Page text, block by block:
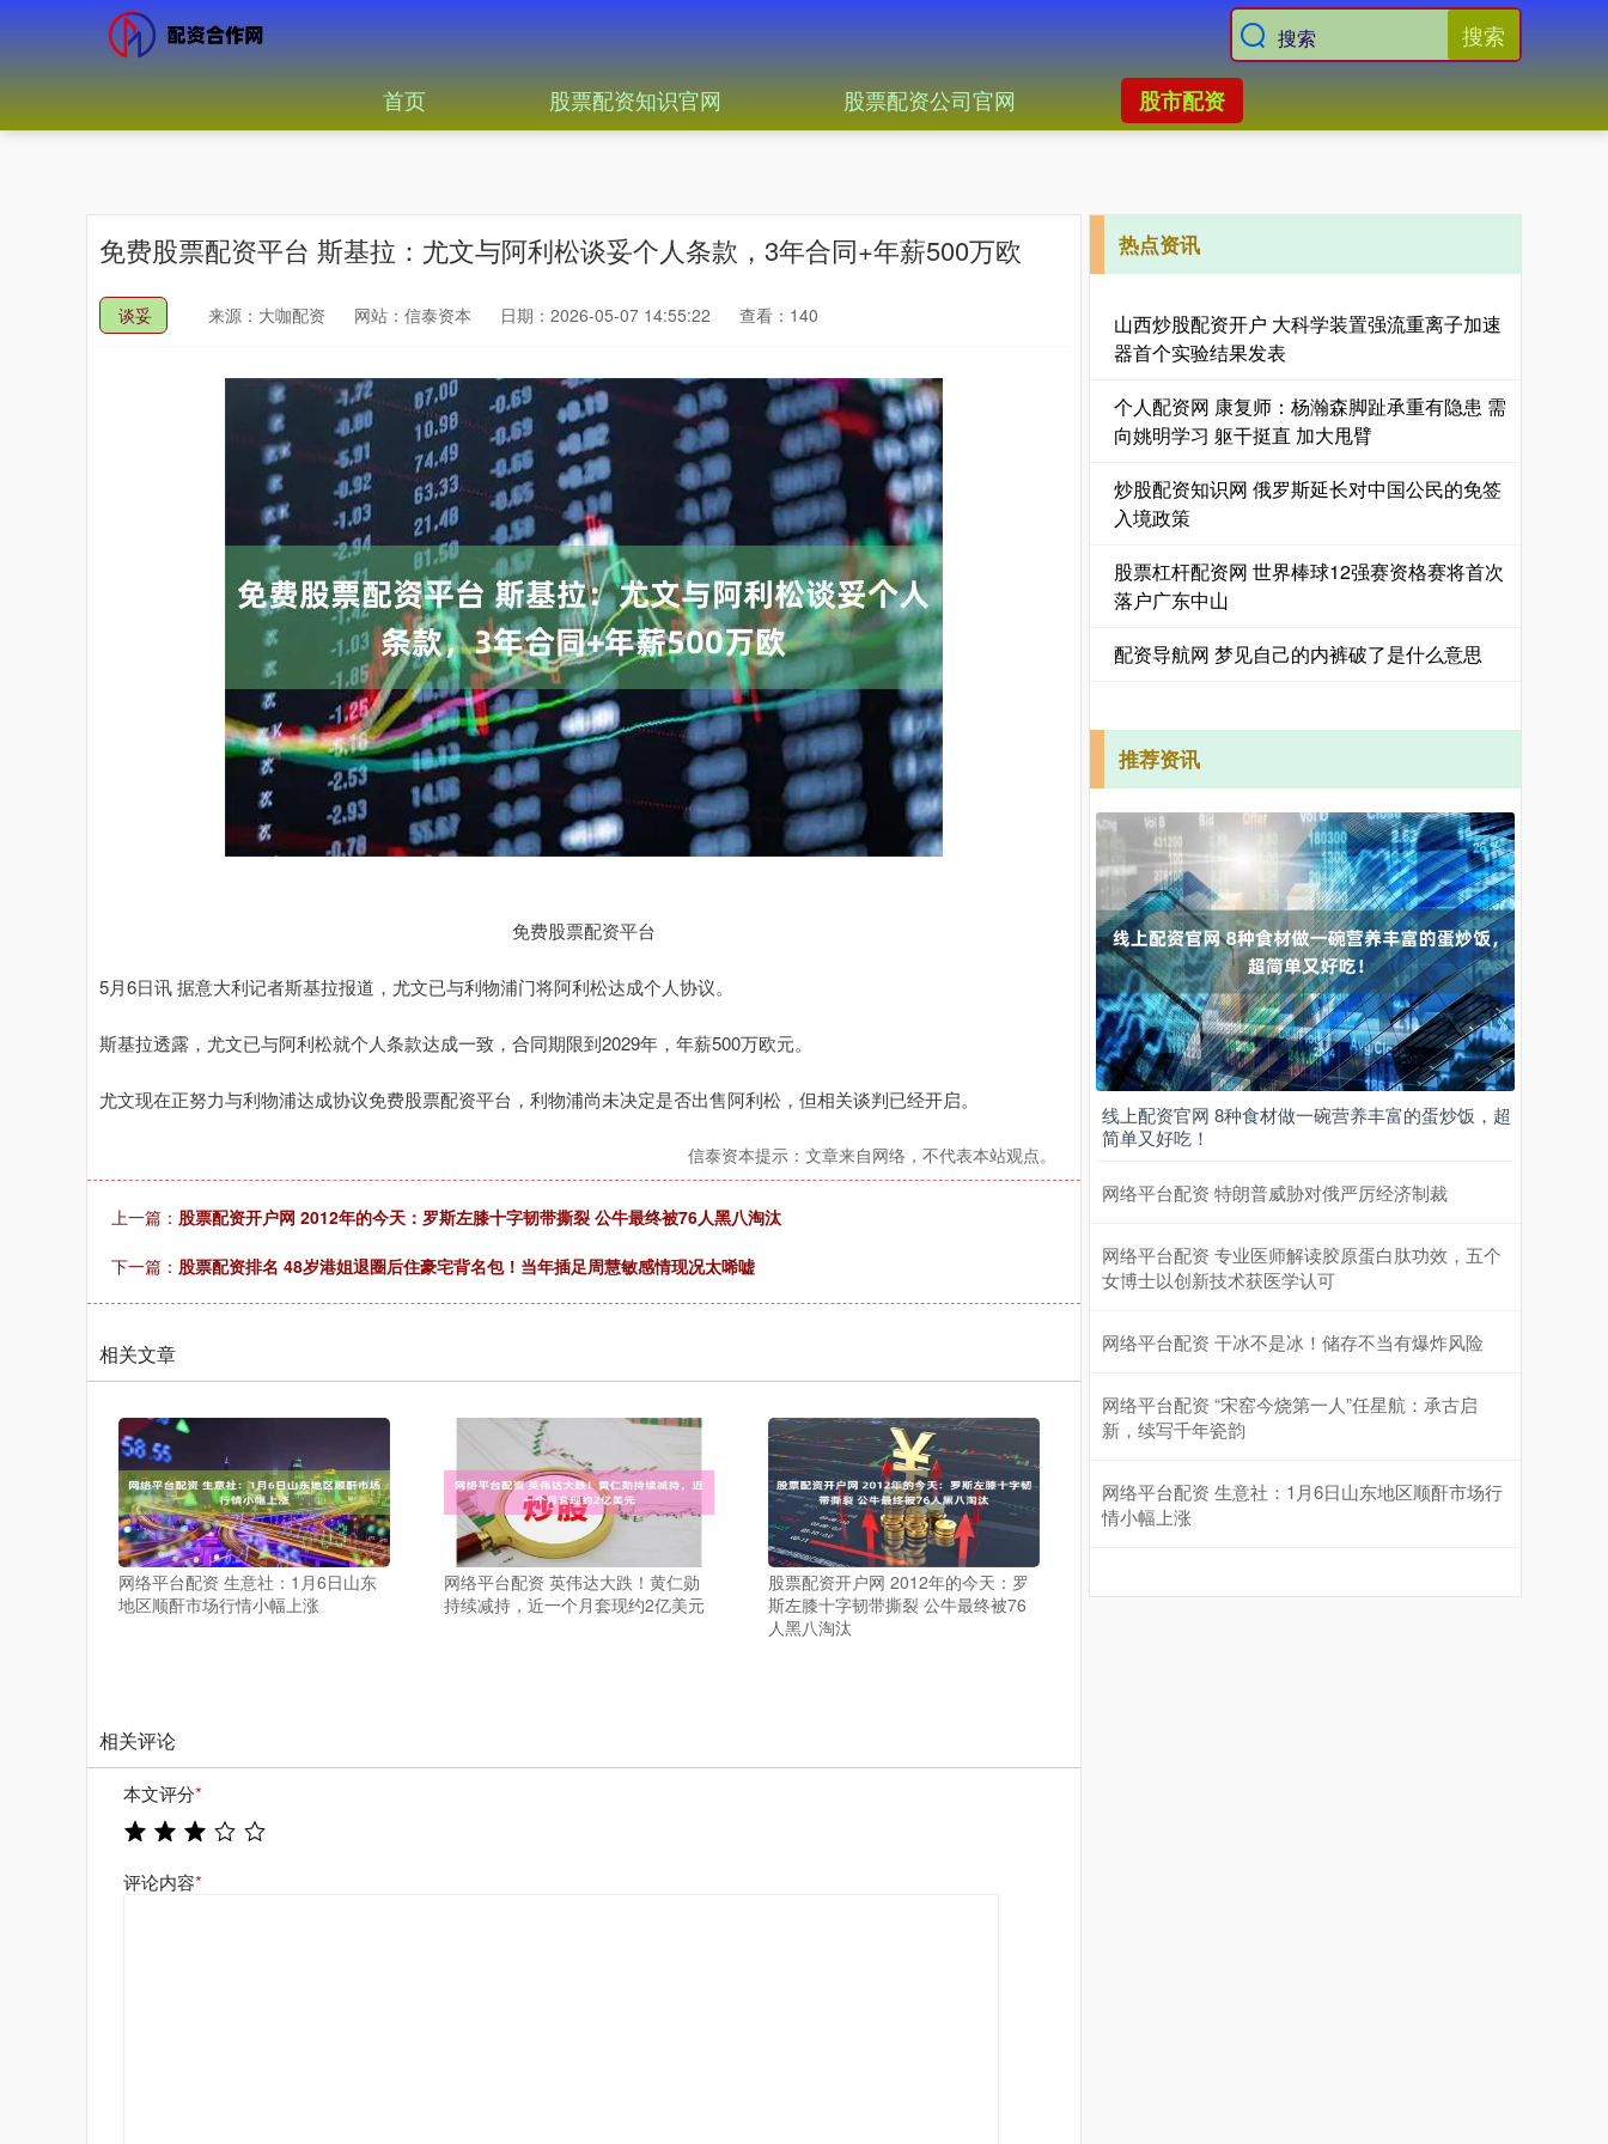
搜索
首页 股票配资知识官网 股票配资公司官网 股市配资
免费股票配资平台 斯基拉：尤文与阿利松谈妥个人条款，3年合同+年薪500万欧
谈妥 来源：大咖配资 网站：信泰资本 日期：2026-05-07 14:55:22 查看：140
免费股票配资平台
5月6日讯 据意大利记者斯基拉报道，尤文已与利物浦门将阿利松达成个人协议。
斯基拉透露，尤文已与阿利松就个人条款达成一致，合同期限到2029年，年薪500万欧元。
尤文现在正努力与利物浦达成协议免费股票配资平台，利物浦尚未决定是否出售阿利松，但相关谈判已经开启。
信泰资本提示：文章来自网络，不代表本站观点。
上一篇： 股票配资开户网 2012年的今天：罗斯左膝十字韧带撕裂 公牛最终被76人黑八淘汰
下一篇： 股票配资排名 48岁港姐退圈后住豪宅背名包！当年插足周慧敏感情现况太唏嘘
相关文章
网络平台配资 生意社：1月6日山东
地区顺酐市场行情小幅上涨
网络平台配资 英伟达大跌！黄仁勋
持续减持，近一个月套现约2亿美元
股票配资开户网 2012年的今天：罗
斯左膝十字韧带撕裂 公牛最终被76
人黑八淘汰
相关评论
本文评分*
评论内容*
热点资讯
山西炒股配资开户 大科学装置强流重离子加速
器首个实验结果发表
个人配资网 康复师：杨瀚森脚趾承重有隐患 需
向姚明学习 躯干挺直 加大甩臂
炒股配资知识网 俄罗斯延长对中国公民的免签
入境政策
股票杠杆配资网 世界棒球12强赛资格赛将首次
落户广东中山
配资导航网 梦见自己的内裤破了是什么意思
推荐资讯
线上配资官网 8种食材做一碗营养丰富的蛋炒饭，超
简单又好吃！
网络平台配资 特朗普威胁对俄严厉经济制裁
网络平台配资 专业医师解读胶原蛋白肽功效，五个
女博士以创新技术获医学认可
网络平台配资 干冰不是冰！储存不当有爆炸风险
网络平台配资 “宋窑今烧第一人”任星航：承古启
新，续写千年瓷韵
网络平台配资 生意社：1月6日山东地区顺酐市场行
情小幅上涨